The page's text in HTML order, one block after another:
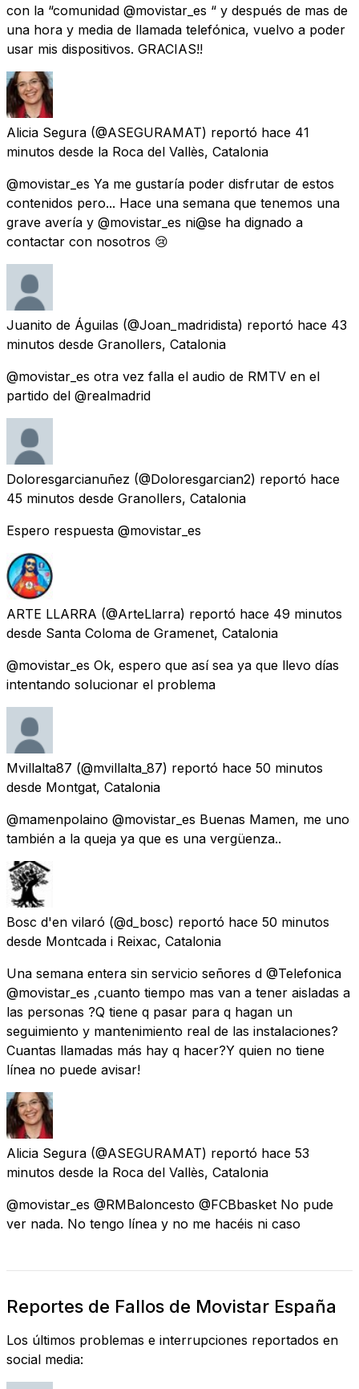
con la “comunidad @movistar_es “ y después de mas de
una hora y media de llamada telefónica, vuelvo a poder
usar mis dispositivos. GRACIAS!!
Alicia Segura (@ASEGURAMAT) reportó hace 41
minutos desde la Roca del Vallès, Catalonia
@movistar_es Ya me gustaría poder disfrutar de estos
contenidos pero... Hace una semana que tenemos una
grave avería y @movistar_es ni@se ha dignado a
contactar con nosotros 😢
Juanito de Águilas (@Joan_madridista) reportó hace 43
minutos desde Granollers, Catalonia
@movistar_es otra vez falla el audio de RMTV en el
partido del @realmadrid
Doloresgarcianuñez (@Doloresgarcian2) reportó hace
45 minutos desde Granollers, Catalonia
Espero respuesta @movistar_es
ARTE LLARRA (@ArteLlarra) reportó hace 49 minutos
desde Santa Coloma de Gramenet, Catalonia
@movistar_es Ok, espero que así sea ya que llevo días
intentando solucionar el problema
Mvillalta87 (@mvillalta_87) reportó hace 50 minutos
desde Montgat, Catalonia
@mamenpolaino @movistar_es Buenas Mamen, me uno
también a la queja ya que es una vergüenza..
Bosc d'en vilaró (@d_bosc) reportó hace 50 minutos
desde Montcada i Reixac, Catalonia
Una semana entera sin servicio señores d @Telefonica
@movistar_es ,cuanto tiempo mas van a tener aisladas a
las personas ?Q tiene q pasar para q hagan un
seguimiento y mantenimiento real de las instalaciones?
Cuantas llamadas más hay q hacer?Y quien no tiene
línea no puede avisar!
Alicia Segura (@ASEGURAMAT) reportó hace 53
minutos desde la Roca del Vallès, Catalonia
@movistar_es @RMBaloncesto @FCBbasket No pude
ver nada. No tengo línea y no me hacéis ni caso
Reportes de Fallos de Movistar España
Los últimos problemas e interrupciones reportados en
social media: